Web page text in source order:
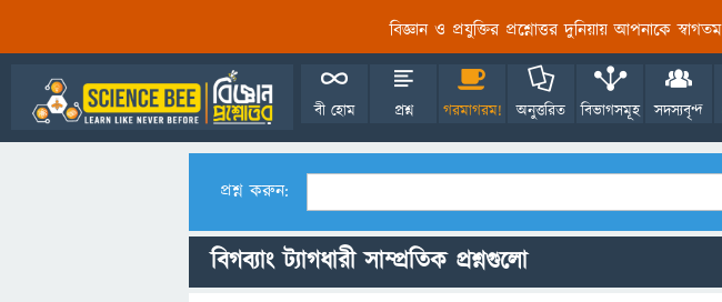
বিজ্ঞান ও প্রযুক্তির প্রশ্নোত্তর দুনিয়ায় আপনাকে
বী হোম প্রশ্ন গরমাগরম! অনুত্তরিত বিভাগসমূহ সদস্যবৃন্দ
প্রশ্ন করুন:
বিগব্যাং ট্যাগধারী সাম্প্রতিক প্রশ্নগুলো